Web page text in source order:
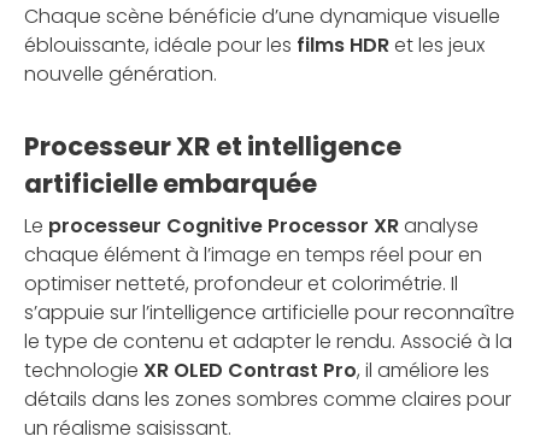
Chaque scène bénéficie d’une dynamique visuelle
éblouissante, idéale pour les films HDRet les jeux
nouvelle génération.
Processeur XR et intelligence
artificielle embarquée
Le processeur Cognitive Processor XRanalyse
chaque élément à l’image en temps réel pour en
optimiser netteté, profondeur et colorimétrie. Il
s’appuie sur l’intelligence artificielle pour reconnaître
le type de contenu et adapter le rendu. Associé à la
technologie XR OLED Contrast Pro, il améliore les
détails dans les zones sombres comme claires pour
un réalisme saisissant.